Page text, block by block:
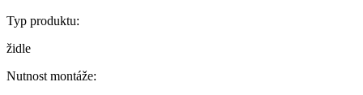
Typ produktu:
židle
Nutnost montáže: